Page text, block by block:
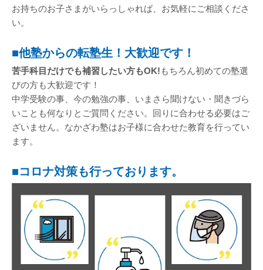
お持ちのお子さまがいらっしゃれば、お気軽にご相談くださ
い。
■他塾からの転塾生！大歓迎です！
苦手科目だけでも補習したい方もOK! もちろん初めての塾選
びの方も大歓迎です！
中学受験の事、今の勉強の事、いまさら聞けない・聞きづら
いことも何なりとご質問ください。回りに合わせる必要はご
ざいません。なかざわ塾はお子様に合わせた教育を行ってい
ます。
■コロナ対策も行っております。